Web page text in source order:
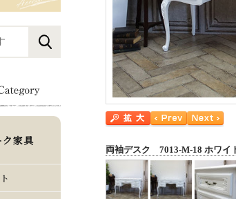
両袖デスク 7013-M-18 ホワイ